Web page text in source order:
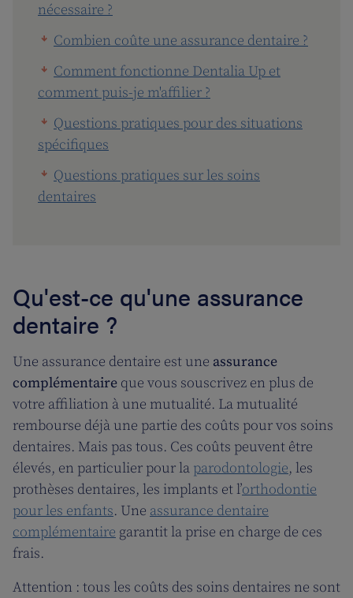
nécessaire ?
Combien coûte une assurance dentaire ?
Comment fonctionne Dentalia Up et
comment puis-je m'affilier ?
Questions pratiques pour des situations
spécifiques
Questions pratiques sur les soins
dentaires
Qu'est-ce qu'une assurance
dentaire ?
Une assurance dentaire est une assurance
complémentaire que vous souscrivez en plus de
votre affiliation à une mutualité. La mutualité
rembourse déjà une partie des coûts pour vos soins
dentaires. Mais pas tous. Ces coûts peuvent être
élevés, en particulier pour la parodontologie, les
prothèses dentaires, les implants et l’orthodontie
pour les enfants. Une assurance dentaire
complémentaire garantit la prise en charge de ces
frais.
Attention : tous les coûts des soins dentaires ne sont